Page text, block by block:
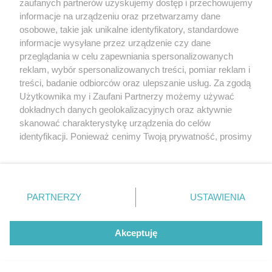
Więcej
wSzczecinie.pl
Regulamin konkursów
śniadaniówka "Hej
Szczecin! Jest piątek!"
Partnerzy
Praca Szczecin
© 2026 wSzczecinie.pl
Created by GOD
zaufanych partnerów uzyskujemy dostęp i przechowujemy
informacje na urządzeniu oraz przetwarzamy dane
osobowe, takie jak unikalne identyfikatory, standardowe
informacje wysyłane przez urządzenie czy dane
przeglądania w celu zapewniania spersonalizowanych
reklam, wybór spersonalizowanych treści, pomiar reklam i
treści, badanie odbiorców oraz ulepszanie usług. Za zgodą
Użytkownika my i Zaufani Partnerzy możemy używać
dokładnych danych geolokalizacyjnych oraz aktywnie
skanować charakterystykę urządzenia do celów
identyfikacji. Ponieważ cenimy Twoją prywatność, prosimy
prywatności znajdujący się w lewym dolnym rogu strony
. Niektóre rodzaje przetwarzania danych nie wymagają
takiemu przetwarzaniu. Preferencje będą miały
zastosowania tylko na tej witrynie.
PARTNERZY USTAWIENIA
Akceptuję